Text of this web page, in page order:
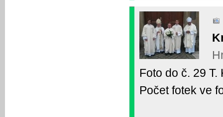
Foto do č. 29
Počet fotek ve